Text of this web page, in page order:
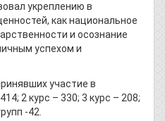
укреплению в
как национальное
и осознание
успехом и
участие в
2 курс – 330; 3 курс – 208;
-42.